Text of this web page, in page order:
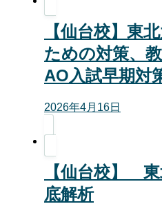
【仙台校】東
ための対策、
AO入試早期対
2026年4月16日
【仙台校】
底解析